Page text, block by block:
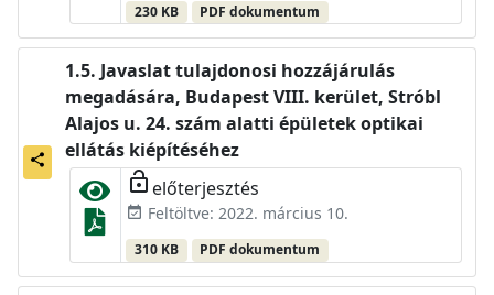
230 KB PDF dokumentum
share
Javaslat tulajdonosi hozzájárulás
megadására, Budapest VIII. kerület, Stróbl
Alajos u. 24. szám alatti épületek optikai
ellátás kiépítéséhez
lock_open előterjesztés
event_available Feltöltve: 2022. március 10.
310 KB PDF dokumentum